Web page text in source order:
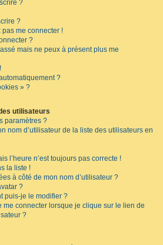
?
?
me connecter !
?
mais ne peux à présent plus me
?
» ?
utilisateurs
paramètres ?
nom d’utilisateur de la liste des utilisateurs en
l’heure n’est toujours pas correcte !
la liste !
à côté de mon nom d’utilisateur ?
?
puis-je le modifier ?
me connecter lorsque je clique sur le lien de
?